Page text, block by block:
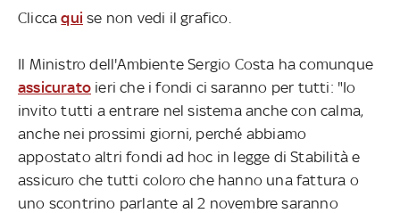
Cliccaqui se non vedi il grafico.
Il Ministro dell'Ambiente Sergio Costa ha comunque
assicurato ieri che i fondi ci saranno per tutti: "Io
invito tutti a entrare nel sistema anche con calma,
anche nei prossimi giorni, perché abbiamo
appostato altri fondi ad hoc in legge di Stabilità e
assicuro che tutti coloro che hanno una fattura o
uno scontrino parlante al 2 novembre saranno